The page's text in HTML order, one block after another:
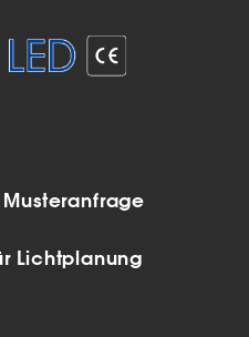
Musteranfrage
Lichtplanung